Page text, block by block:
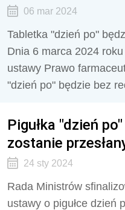
06 mar 2024
Tabletka "dzień po"
Dnia 6 marca 2024
ustawy Prawo
"dzień po" będzie bez
Pigułka "dzień
zostanie
24 sty 2024
Rada Ministrów
ustawy o pigułce dzień